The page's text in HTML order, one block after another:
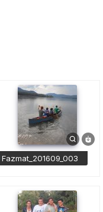
fazmat_201609_003